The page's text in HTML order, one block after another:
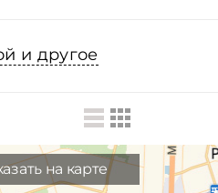
и другое
на карте